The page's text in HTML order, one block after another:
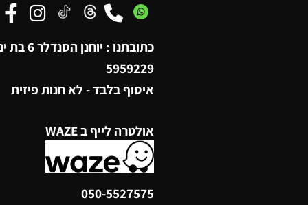
5959229
איסוף בלבד - לא חנות פיזית
אולטרה לייף ב WAZE